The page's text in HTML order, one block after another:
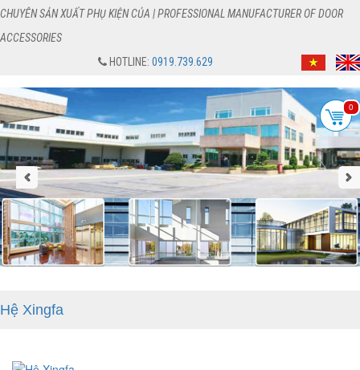
CHUYÊN SẢN XUẤT PHỤ KIỆN CỦA | PROFESSIONAL MANUFACTURER OF DOOR
ACCESSORIES
HOTLINE: 0919.739.629
0
Hệ Xingfa